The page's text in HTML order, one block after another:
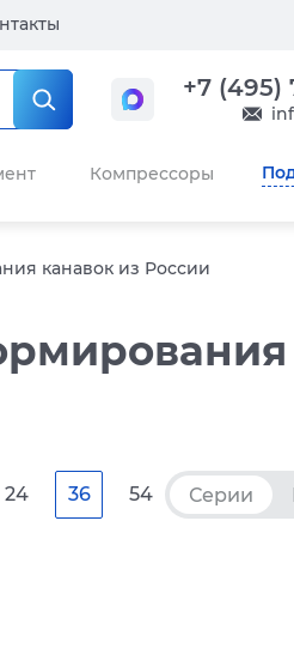
+7 (495)
Компрессоры
канавок из России
Серии
24 36 54